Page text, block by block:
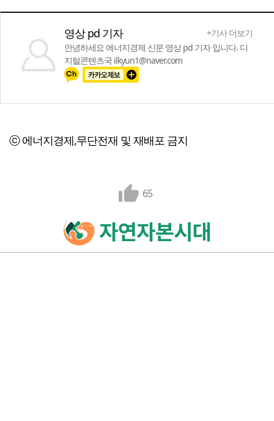
영상 pd 기자
+기사 더보기
안녕하세요 에너지경제 신문 영상 pd 기자 입니다. 디
지털콘텐츠국 ilkyun1@naver.com
ⓒ 에너지경제,무단전재 및 재배포 금지
65